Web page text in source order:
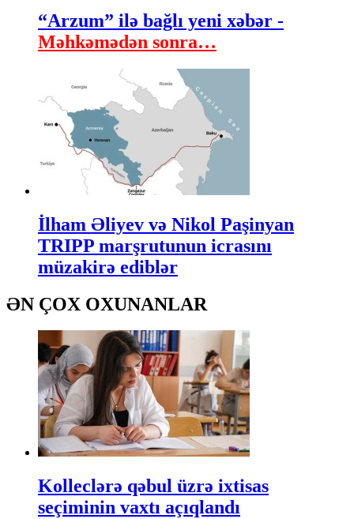
“Arzum” ilə bağlı yeni xəbər -
Məhkəmədən sonra…
İlham Əliyev və Nikol Paşinyan
TRIPP marşrutunun icrasını
müzakirə ediblər
ƏN ÇOX OXUNANLAR
Kolleclərə qəbul üzrə ixtisas
seçiminin vaxtı açıqlandı